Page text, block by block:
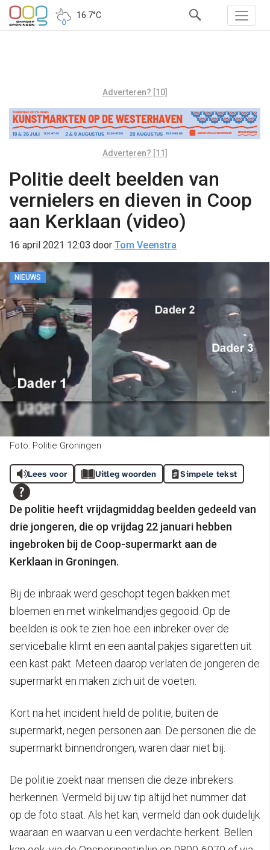
16.7°C
Adverteren? [10]
Adverteren? [11]
Politie deelt beelden van
vernielers en dieven in Coop
aan Kerklaan (video)
16 april 2021 12:03 door Tom Veenstra
NIEUWS
Foto: Politie Groningen
Lees voor Uitleg woorden Simpele tekst
De politie heeft vrijdagmiddag beelden gedeeld van
drie jongeren, die op vrijdag 22 januari hebben
ingebroken bij de Coop-supermarkt aan de
Kerklaan in Groningen.
Bij de inbraak werd geschopt tegen bakken met
bloemen en met winkelmandjes gegooid. Op de
beelden is ook te zien hoe een inbreker over de
servicebalie klimt en een aantal pakjes sigaretten uit
een kast pakt. Meteen daarop verlaten de jongeren de
supermarkt en maken zich uit de voeten.
Kort na het incident hield de politie, buiten de
supermarkt, negen personen aan. De personen die de
supermarkt binnendrongen, waren daar niet bij.
De politie zoekt naar mensen die deze inbrekers
herkennen. Vermeld bij uw tip altijd het nummer dat
op de foto staat. Als het kan, vermeld dan ook duidelijk
waaraan en waarvan u een verdachte herkent. Bellen